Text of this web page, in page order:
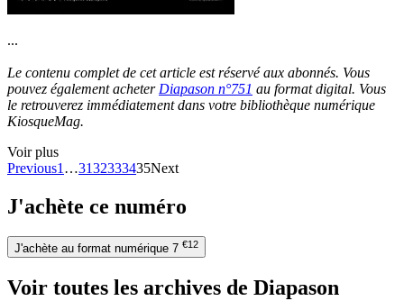
...
Le contenu complet de cet article est réservé aux abonnés. Vous
pouvez également acheter Diapason n°751 au format digital. Vous
le retrouverez immédiatement dans votre bibliothèque numérique
KiosqueMag.
Voir plus
Previous1 …3132333435Next
J'achète ce numéro
J'achète au format numérique 7 €12
Voir toutes les archives de Diapason